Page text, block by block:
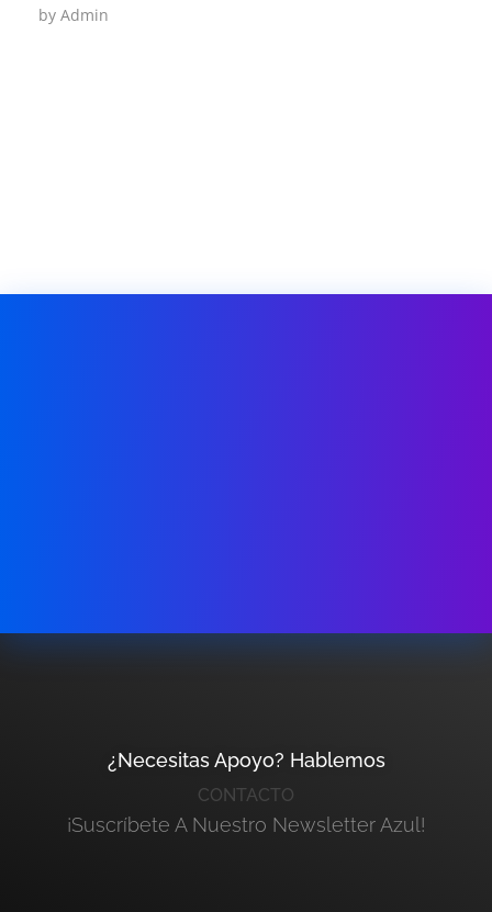
by Admin
¿Necesitas Apoyo? Hablemos
CONTACTO
¡Suscríbete A Nuestro Newsletter Azul!